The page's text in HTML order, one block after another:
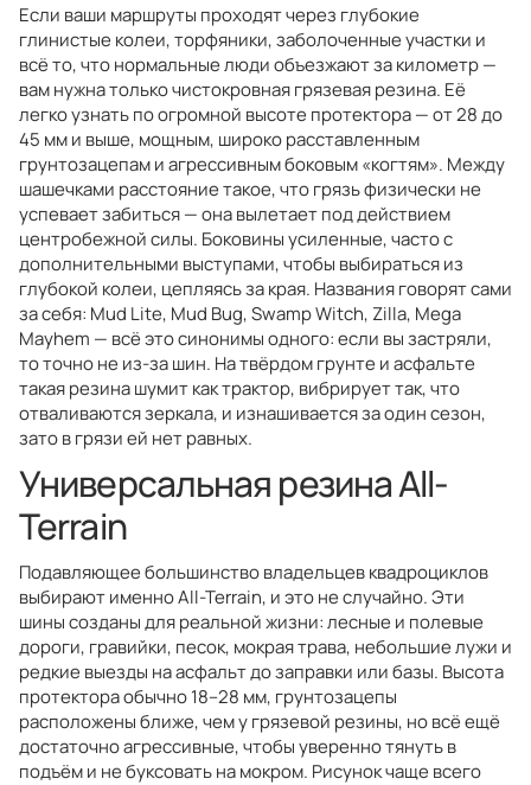
Если ваши маршруты проходят через глубокие
глинистые колеи, торфяники, заболоченные участки и
всё то, что нормальные люди объезжают за километр —
вам нужна только чистокровная грязевая резина. Её
легко узнать по огромной высоте протектора — от 28 до
45 мм и выше, мощным, широко расставленным
грунтозацепам и агрессивным боковым «когтям». Между
шашечками расстояние такое, что грязь физически не
успевает забиться — она вылетает под действием
центробежной силы. Боковины усиленные, часто с
дополнительными выступами, чтобы выбираться из
глубокой колеи, цепляясь за края. Названия говорят сами
за себя: Mud Lite, Mud Bug, Swamp Witch, Zilla, Mega
Mayhem — всё это синонимы одного: если вы застряли,
то точно не из-за шин. На твёрдом грунте и асфальте
такая резина шумит как трактор, вибрирует так, что
отваливаются зеркала, и изнашивается за один сезон,
зато в грязи ей нет равных.
Универсальная резина All-
Terrain
Подавляющее большинство владельцев квадроциклов
выбирают именно All-Terrain, и это не случайно. Эти
шины созданы для реальной жизни: лесные и полевые
дороги, гравийки, песок, мокрая трава, небольшие лужи и
редкие выезды на асфальт до заправки или базы. Высота
протектора обычно 18–28 мм, грунтозацепы
расположены ближе, чем у грязевой резины, но всё ещё
достаточно агрессивные, чтобы уверенно тянуть в
подъём и не буксовать на мокром. Рисунок чаще всего